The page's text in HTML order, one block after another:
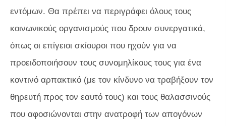
εντόμων. Θα πρέπει να περιγράφει όλους τους
κοινωνικούς οργανισμούς που δρουν συνεργατικά,
όπως οι επίγειοι σκίουροι που ηχούν για να
προειδοποιήσουν τους συνομηλίκους τους για ένα
κοντινό αρπακτικό (με τον κίνδυνο να τραβήξουν τον
θηρευτή προς τον εαυτό τους) και τους θαλασσινούς
που αφοσιώνονται στην ανατροφή των απογόνων